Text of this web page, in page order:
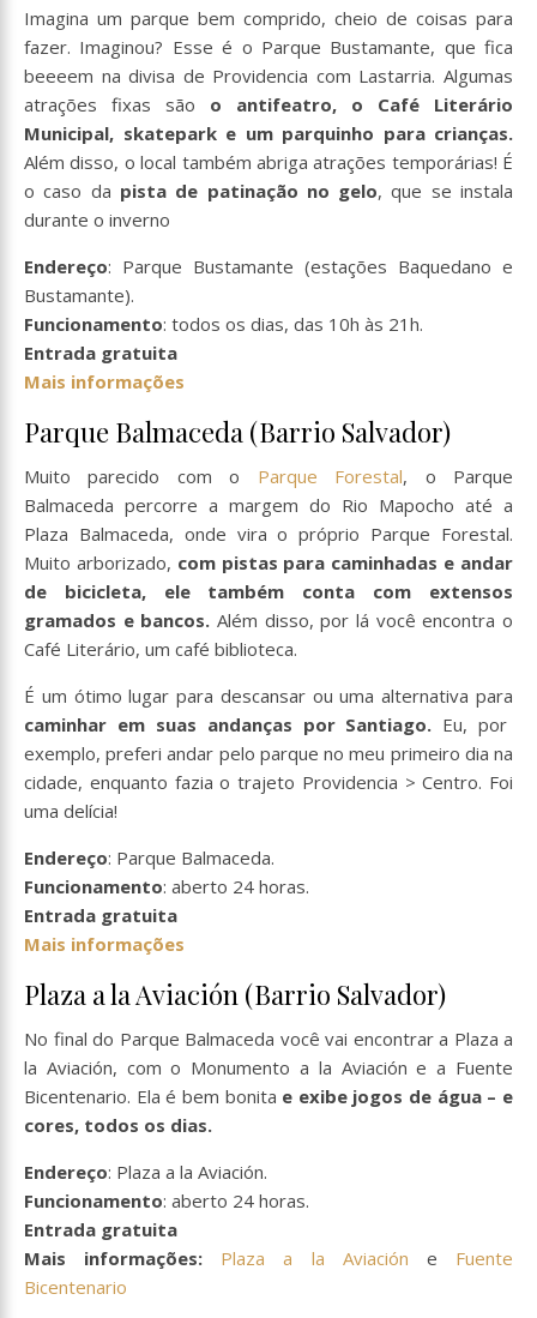
Imagina um parque bem comprido, cheio de coisas para
fazer. Imaginou? Esse é o Parque Bustamante, que fica
beeeem na divisa de Providencia com Lastarria. Algumas
atrações fixas são o antifeatro, o Café Literário
Municipal, skatepark e um parquinho para crianças.
Além disso, o local também abriga atrações temporárias! É
o caso da pista de patinação no gelo, que se instala
durante o inverno
Endereço: Parque Bustamante (estações Baquedano e
Bustamante).
Funcionamento: todos os dias, das 10h às 21h.
Entrada gratuita
Mais informações
Parque Balmaceda (Barrio Salvador)
Muito parecido com o Parque Forestal, o Parque
Balmaceda percorre a margem do Rio Mapocho até a
Plaza Balmaceda, onde vira o próprio Parque Forestal.
Muito arborizado, com pistas para caminhadas e andar
de bicicleta, ele também conta com extensos
gramados e bancos. Além disso, por lá você encontra o
Café Literário, um café biblioteca.
É um ótimo lugar para descansar ou uma alternativa para
caminhar em suas andanças por Santiago. Eu, por
exemplo, preferi andar pelo parque no meu primeiro dia na
cidade, enquanto fazia o trajeto Providencia > Centro. Foi
uma delícia!
Endereço: Parque Balmaceda.
Funcionamento: aberto 24 horas.
Entrada gratuita
Mais informações
Plaza a la Aviación (Barrio Salvador)
No final do Parque Balmaceda você vai encontrar a Plaza a
la Aviación, com o Monumento a la Aviación e a Fuente
Bicentenario. Ela é bem bonita e exibe jogos de água – e
cores, todos os dias.
Endereço: Plaza a la Aviación.
Funcionamento: aberto 24 horas.
Entrada gratuita
Mais informações: Plaza a la Aviación e Fuente
Bicentenario